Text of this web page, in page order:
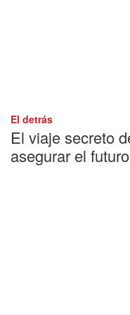
El detrás
El viaje secreto
asegurar el